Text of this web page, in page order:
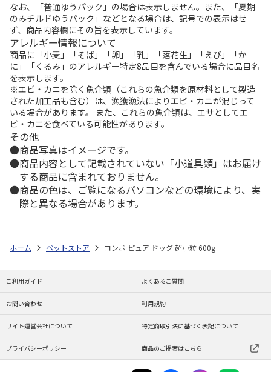
なお、「普通ゆうパック」の場合は表示しません。また、「夏期
のみチルドゆうパック」などとなる場合は、記号での表示はせ
ず、商品内容欄にその旨を表示しています。
アレルギー情報について
商品に「小麦」「そば」「卵」「乳」「落花生」「えび」「か
に」「くるみ」のアレルギー特定8品目を含んでいる場合に品目名
を表示します。
※エビ・カニを除く魚介類（これらの魚介類を原材料として製造
された加工品も含む）は、漁獲漁法によりエビ・カニが混じって
いる場合があります。 また、これらの魚介類は、エサとしてエ
ビ・カニを食べている可能性があります。
その他
商品写真はイメージです。
商品内容として記載されていない「小道具類」はお届け
する商品に含まれておりません。
商品の色は、ご覧になるパソコンなどの環境により、実
際と異なる場合があります。
ホーム ペットストア コンボ ピュア ドッグ 超小粒 600g
ご利用ガイド よくあるご質問
お問い合わせ 利用規約
サイト運営会社について 特定商取引法に基づく表記について
プライバシーポリシー 商品のご提案はこちら